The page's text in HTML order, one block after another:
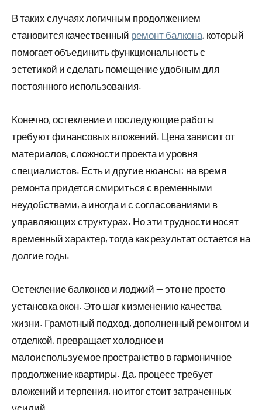
В таких случаях логичным продолжением
становится качественный ремонт балкона, который
помогает объединить функциональность с
эстетикой и сделать помещение удобным для
постоянного использования.
Конечно, остекление и последующие работы
требуют финансовых вложений. Цена зависит от
материалов, сложности проекта и уровня
специалистов. Есть и другие нюансы: на время
ремонта придется смириться с временными
неудобствами, а иногда и с согласованиями в
управляющих структурах. Но эти трудности носят
временный характер, тогда как результат остается на
долгие годы.
Остекление балконов и лоджий — это не просто
установка окон. Это шаг к изменению качества
жизни. Грамотный подход, дополненный ремонтом и
отделкой, превращает холодное и
малоиспользуемое пространство в гармоничное
продолжение квартиры. Да, процесс требует
вложений и терпения, но итог стоит затраченных
усилий.